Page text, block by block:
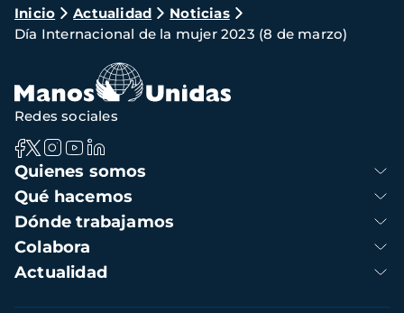
Ruta
de
navegación
Inicio Actualidad
Noticias
Día Internacional de la mujer 2023 (8 de marzo)
Navegación
principal
Quienes somos
Qué hacemos
Dónde trabajamos
Colabora
Actualidad
Redes sociales